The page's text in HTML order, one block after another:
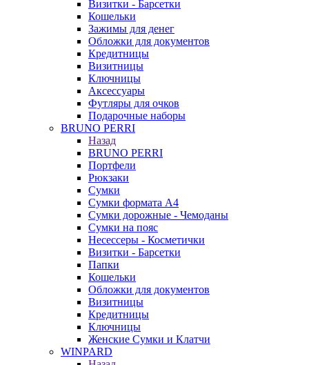
Визитки - Барсетки
Кошельки
Зажимы для денег
Обложки для документов
Кредитницы
Визитницы
Ключницы
Аксессуары
Футляры для очков
Подарочные наборы
BRUNO PERRI
Назад
BRUNO PERRI
Портфели
Рюкзаки
Сумки
Сумки формата А4
Сумки дорожные - Чемоданы
Сумки на пояс
Несессеры - Косметички
Визитки - Барсетки
Папки
Кошельки
Обложки для документов
Визитницы
Кредитницы
Ключницы
Женские Сумки и Клатчи
WINPARD